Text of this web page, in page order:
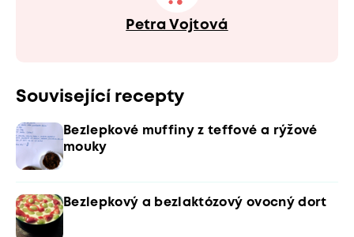
Petra Vojtová
Související recepty
Bezlepkové muffiny z teffové a rýžové
mouky
Bezlepkový a bezlaktózový ovocný dort